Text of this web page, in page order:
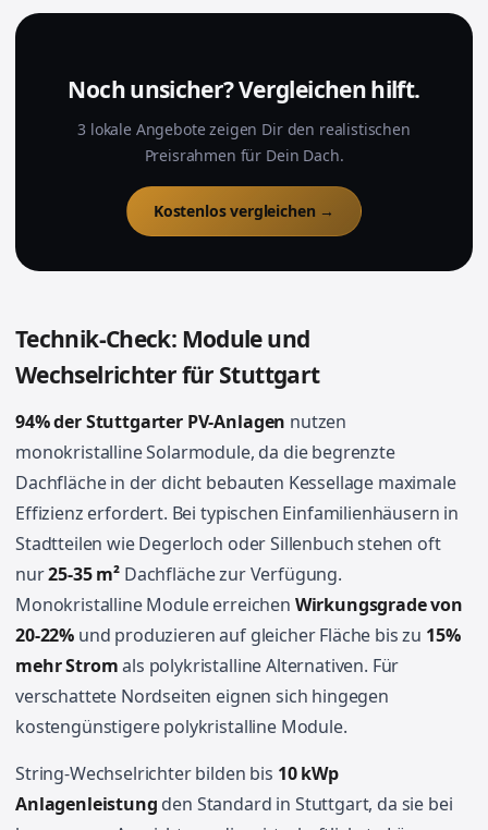
Noch unsicher? Vergleichen hilft.
3 lokale Angebote zeigen Dir den realistischen
Preisrahmen für Dein Dach.
Kostenlos vergleichen →
Technik-Check: Module und
Wechselrichter für Stuttgart
94% der Stuttgarter PV-Anlagen nutzen
monokristalline Solarmodule, da die begrenzte
Dachfläche in der dicht bebauten Kessellage maximale
Effizienz erfordert. Bei typischen Einfamilienhäusern in
Stadtteilen wie Degerloch oder Sillenbuch stehen oft
nur25-35 m² Dachfläche zur Verfügung.
Monokristalline Module erreichen Wirkungsgrade von
20-22% und produzieren auf gleicher Fläche bis zu 15%
mehr Stromals polykristalline Alternativen. Für
verschattete Nordseiten eignen sich hingegen
kostengünstigere polykristalline Module.
String-Wechselrichter bilden bis 10 kWp
Anlagenleistung den Standard in Stuttgart, da sie bei